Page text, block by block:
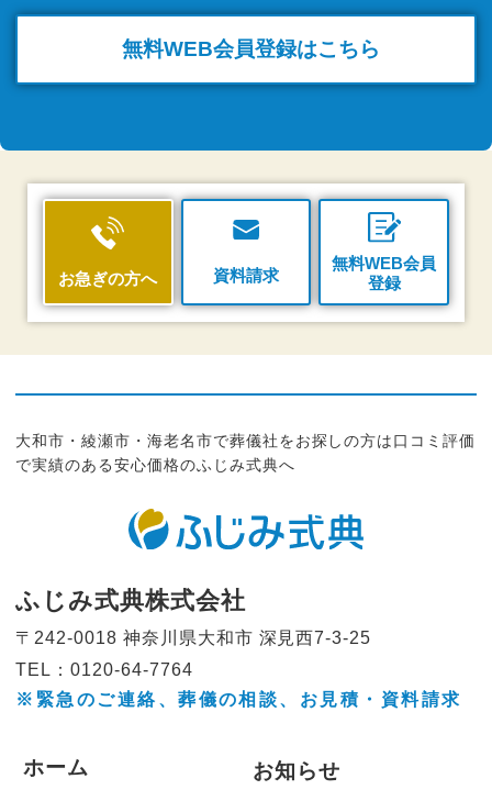
無料WEB会員登録はこちら
お急ぎの方へ 資料請求
無料WEB会員
登録
大和市・綾瀬市・海老名市で葬儀社をお探しの方は口コミ評価
で実績のある安心価格のふじみ式典へ
ふじみ式典株式会社
〒242-0018 神奈川県大和市 深見西7-3-25
TEL：0120-64-7764
※緊急のご連絡、葬儀の相談、 お見積・資料請求
ホーム お知らせ